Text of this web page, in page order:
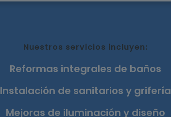
Nuestros servicios incluyen:
Reformas integrales de baños
Instalación de sanitarios y grifería
Mejoras de iluminación y diseño